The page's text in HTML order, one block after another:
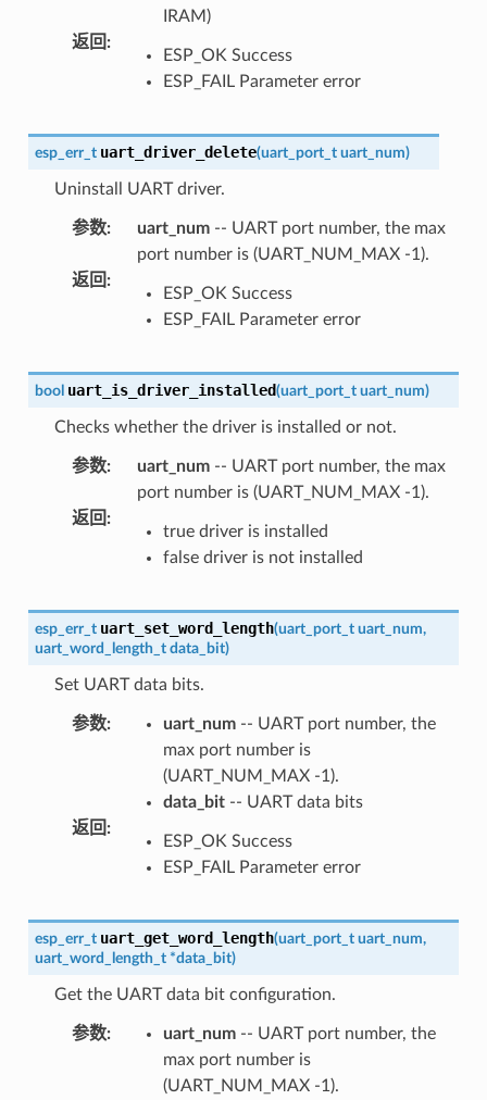
IRAM)
返回 :
ESP_OK Success
ESP_FAIL Parameter error
esp_err_t uart_driver_delete(uart_port_t uart_num)
Uninstall UART driver.
参数: uart_num-- UART port number, the max
port number is (UART_NUM_MAX -1).
返回 :
ESP_OK Success
ESP_FAIL Parameter error
bool uart_is_driver_installed(uart_port_t uart_num)
Checks whether the driver is installed or not.
参数: uart_num-- UART port number, the max
port number is (UART_NUM_MAX -1).
返回 :
true driver is installed
false driver is not installed
esp_err_t uart_set_word_length(uart_port_t uart_num,
uart_word_length_t data_bit)
Set UART data bits.
参数: uart_num-- UART port number, the
max port number is
(UART_NUM_MAX -1).
data_bit-- UART data bits
返回 :
ESP_OK Success
ESP_FAIL Parameter error
esp_err_t uart_get_word_length(uart_port_t uart_num,
uart_word_length_t *data_bit)
Get the UART data bit configuration.
参数: uart_num-- UART port number, the
max port number is
(UART_NUM_MAX -1).